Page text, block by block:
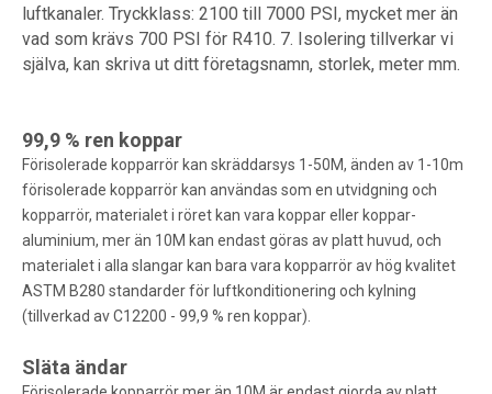
luftkanaler. Tryckklass: 2100 till 7000 PSI, mycket mer än
vad som krävs 700 PSI för R410. 7. Isolering tillverkar vi
själva, kan skriva ut ditt företagsnamn, storlek, meter mm.
99,9 % ren koppar
Förisolerade kopparrör kan skräddarsys 1-50M, änden av 1-10m
förisolerade kopparrör kan användas som en utvidgning och
kopparrör, materialet i röret kan vara koppar eller koppar-
aluminium, mer än 10M kan endast göras av platt huvud, och
materialet i alla slangar kan bara vara kopparrör av hög kvalitet
ASTM B280 standarder för luftkonditionering och kylning
(tillverkad av C12200 - 99,9 % ren koppar).
Släta ändar